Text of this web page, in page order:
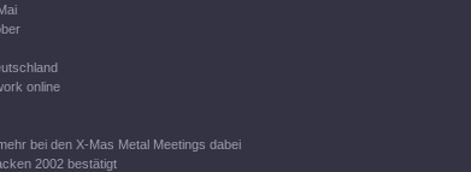
online
bei den X-Mas Metal Meetings dabei
2002 bestätigt